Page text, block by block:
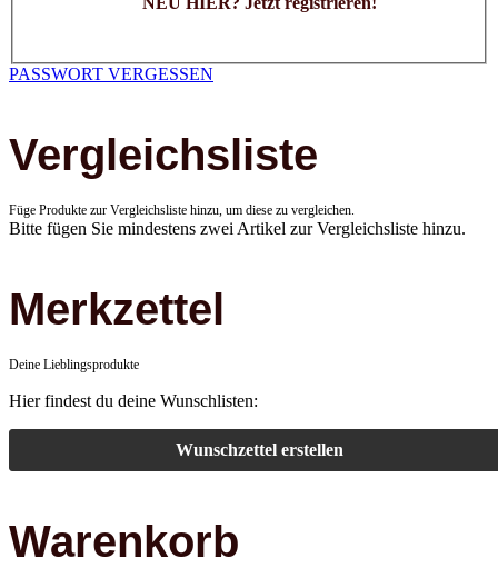
PASSWORT VERGESSEN
Vergleichsliste
Füge Produkte zur Vergleichsliste hinzu, um diese zu vergleichen.
Bitte fügen Sie mindestens zwei Artikel zur Vergleichsliste hinzu.
Merkzettel
Deine Lieblingsprodukte
Hier findest du deine Wunschlisten:
Wunschzettel erstellen
Warenkorb